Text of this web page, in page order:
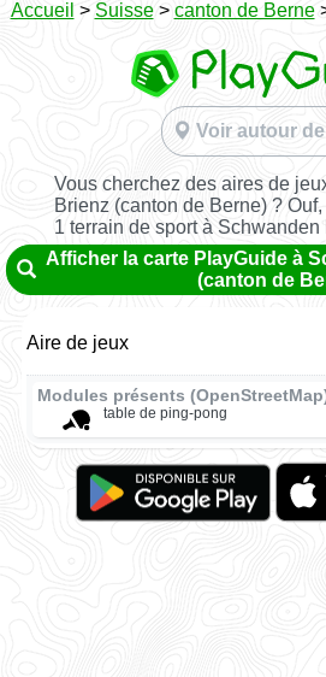
Accueil > Suisse> canton de Berne
Voir autour
Vous cherchez des aires de
Brienz (canton de Berne) ?
1 terrain de sport à Schwanden
Afficher la carte PlayGuide à
(canton de
Aire de jeux
Modules présents
table de ping-pong